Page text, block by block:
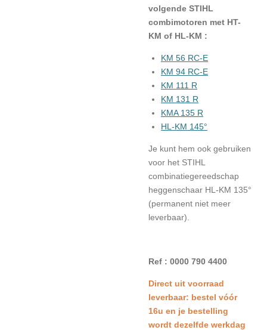
volgende STIHL
combimotoren met HT-
KM of HL-KM :
KM 56 RC-E
KM 94 RC-E
KM 111 R
KM 131 R
KMA 135 R
HL-KM 145°
Je kunt hem ook gebruiken
voor het STIHL
combinatiegereedschap
heggenschaar HL-KM 135°
(permanent niet meer
leverbaar).
Ref : 0000 790 4400
Direct uit voorraad
leverbaar: bestel vóór
16u en je bestelling
wordt dezelfde werkdag